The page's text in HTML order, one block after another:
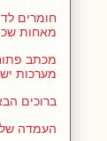
מאחות
מכתב
מערכות
ברוכים
העמדה שלי